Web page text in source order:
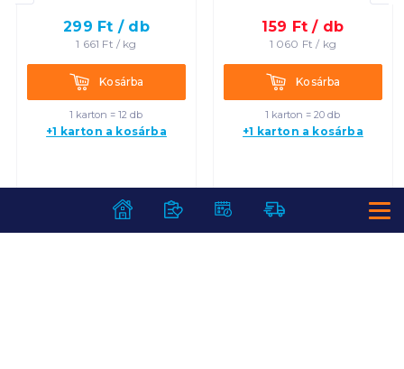
299 Ft / db
1 661 Ft / kg
KosárbaKosárba
1 karton = 12 db
+1 karton a kosárba
159 Ft / db
1 060 Ft / kg
KosárbaKosárba
1 karton = 20 db
+1 karton a kosárba